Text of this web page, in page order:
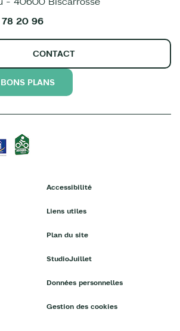
20 96
CONTACT
PLANS
Accessibilité
Liens utiles
Plan du site
StudioJuillet
Données personnelles
Gestion des cookies